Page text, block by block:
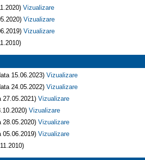
Vizualizare
Vizualizare
Vizualizare
15.06.2023) Vizualizare
24.05.2022) Vizualizare
27.05.2021) Vizualizare
Vizualizare
28.05.2020) Vizualizare
05.06.2019) Vizualizare